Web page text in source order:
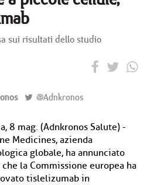
sui risultati dello studio
@Adnkronos
8 mag. (Adnkronos Salute) -
Medicines, azienda
globale, ha annunciato
la Commissione europea ha
tislelizumab in